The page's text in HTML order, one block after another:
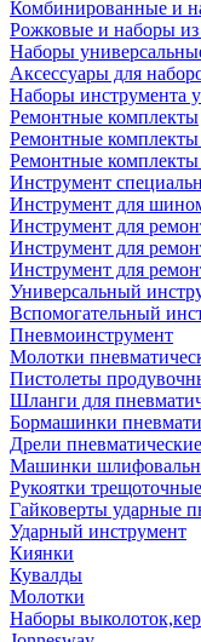
Комбинированные и
Рожковые и наборы
Наборы
Аксессуары для
Наборы инструмента
Ремонтные комплекты
Ремонтные комплекты
Ремонтные
Инструмент
Инструмент для
Инструмент для
Инструмент для
Инструмент для
Универсальный
Вспомогательный
Пневмоинструмент
Молотки
Пистолеты
Шланги для
Бормашинки
Дрели пневматические
Машинки
Рукоятки
Гайковерты ударные
Ударный инструмент
Киянки
Кувалды
Молотки
Наборы